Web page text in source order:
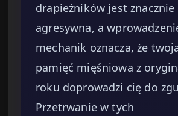
drapieżników jest znacznie
agresywna, a
mechanik oznacza, że
pamięć mięśniowa z
roku doprowadzi cię do
Przetrwanie w tych